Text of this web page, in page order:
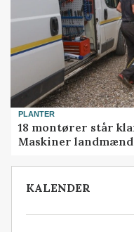
PLANTER
18 montører står
Maskiner
KALENDER